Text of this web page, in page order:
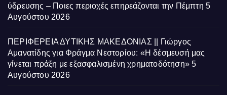
ύδρευσης – Ποιες περιοχές επηρεάζονται την Πέμπτη 5
Αυγούστου 2026
ΠΕΡΙΦΕΡΕΙΑ ΔΥΤΙΚΗΣ ΜΑΚΕΔΟΝΙΑΣ || Γιώργος
Αμανατίδης για Φράγμα Νεστορίου: «Η δέσμευσή μας
γίνεται πράξη με εξασφαλισμένη χρηματοδότηση» 5
Αυγούστου 2026